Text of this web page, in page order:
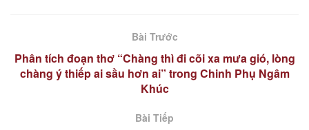
Bài Trước
Phân tích đoạn thơ “Chàng thì đi cõi xa mưa gió, lòng
chàng ý thiếp ai sầu hơn ai” trong Chinh Phụ Ngâm
Khúc
Bài Tiếp